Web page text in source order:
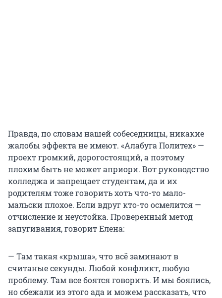
Правда, по словам нашей собеседницы, никакие
жалобы эффекта не имеют. «Алабуга Политех» —
проект громкий, дорогостоящий, а поэтому
плохим быть не может априори. Вот руководство
колледжа и запрещает студентам, да и их
родителям тоже говорить хоть что-то мало-
мальски плохое. Если вдруг кто-то осмелится —
отчисление и неустойка. Проверенный метод
запугивания, говорит Елена:
— Там такая «крыша», что всё заминают в
считаные секунды. Любой конфликт, любую
проблему. Там все боятся говорить. И мы боялись,
но сбежали из этого ада и можем рассказать, что